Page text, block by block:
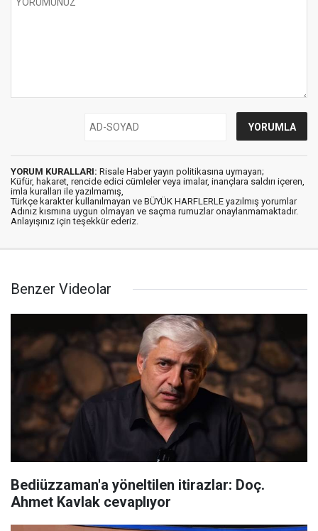
YORUM KURALLARI: Risale Haber yayın politikasına uymayan;
Küfür, hakaret, rencide edici cümleler veya imalar, inançlara saldırı içeren,
imla kuralları ile yazılmamış,
Türkçe karakter kullanılmayan ve BÜYÜK HARFLERLE yazılmış yorumlar
Adınız kısmına uygun olmayan ve saçma rumuzlar onaylanmamaktadır.
Anlayışınız için teşekkür ederiz.
Benzer Videolar
Bediüzzaman'a yöneltilen itirazlar: Doç.
Ahmet Kavlak cevaplıyor